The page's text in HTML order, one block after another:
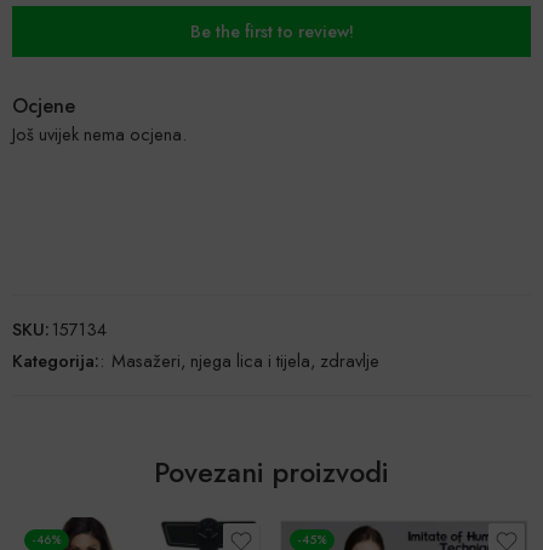
Be the first to review!
Ocjene
Još uvijek nema ocjena.
SKU:157134
Kategorija:: Masažeri, njega lica i tijela, zdravlje
Povezani proizvodi
-46% -45%